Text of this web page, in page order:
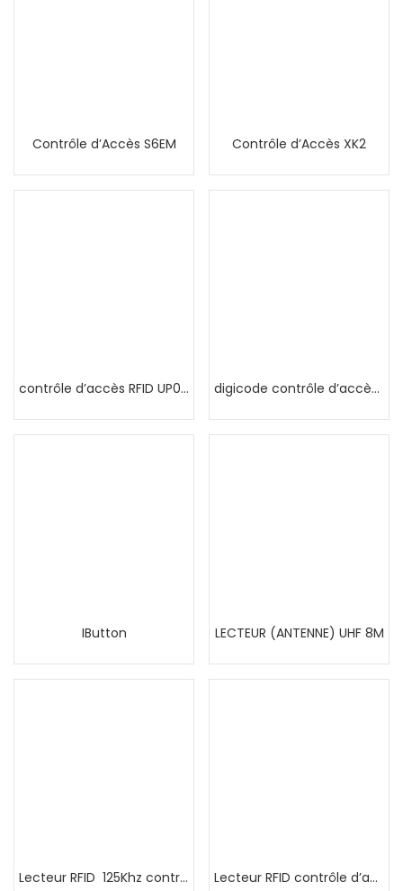
Contrôle d’Accès S6EM Contrôle d’Accès XK2
contrôle d’accès RFID UP009 digicode contrôle d’accès RFID au MAROC PVC autonome S002EM
IButton LECTEUR (ANTENNE) UHF 8M
Lecteur RFID 125Khz contrôle d’accès sans contact au Maroc Lecteur RFID contrôle d’accès S022EM